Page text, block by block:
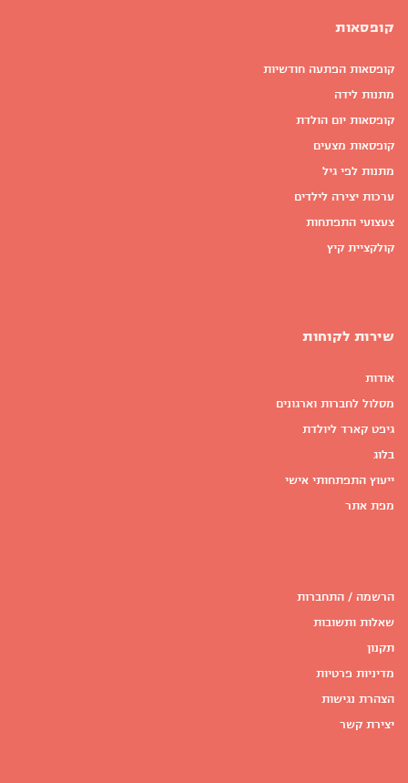
קופסאות
קופסאות הפתעה חודשיות
מתנות לידה
קופסאות יום הולדת
קופסאות מצעים
מתנות לפי גיל
ערכות יצירה לילדים
צעצועי התפתחות
קולקציית קיץ
שירות לקוחות
אודות
מסלול לחברות וארגונים
גיפט קארד ליולדת
בלוג
ייעוץ התפתחותי אישי
מפת אתר
הרשמה / התחברות
שאלות ותשובות
תקנון
מדיניות פרטיות
הצהרת נגישות
יצירת קשר